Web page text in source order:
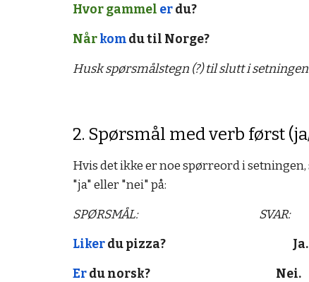
Hvor gammel erdu?
Når komdu til Norge?
Husk spørsmålstegn (?) til slutt i
2. Spørsmål med verb først
Hvis det ikke er noe spørreord i
"ja" eller "nei" på:
SPØRSMÅL:
SVAR:
Likerdu pizza?
Ja.
Erdu norsk?
Nei.